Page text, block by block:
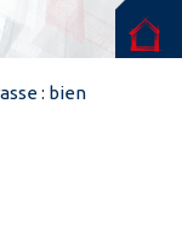
: bien